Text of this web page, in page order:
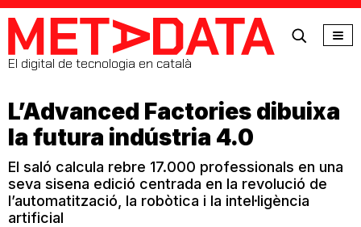
MetaData
El digital de tecnologia en català
L’Advanced Factories dibuixa
la futura indústria 4.0
El saló calcula rebre 17.000 professionals en una
seva sisena edició centrada en la revolució de
l’automatització, la robòtica i la intel·ligència
artificial